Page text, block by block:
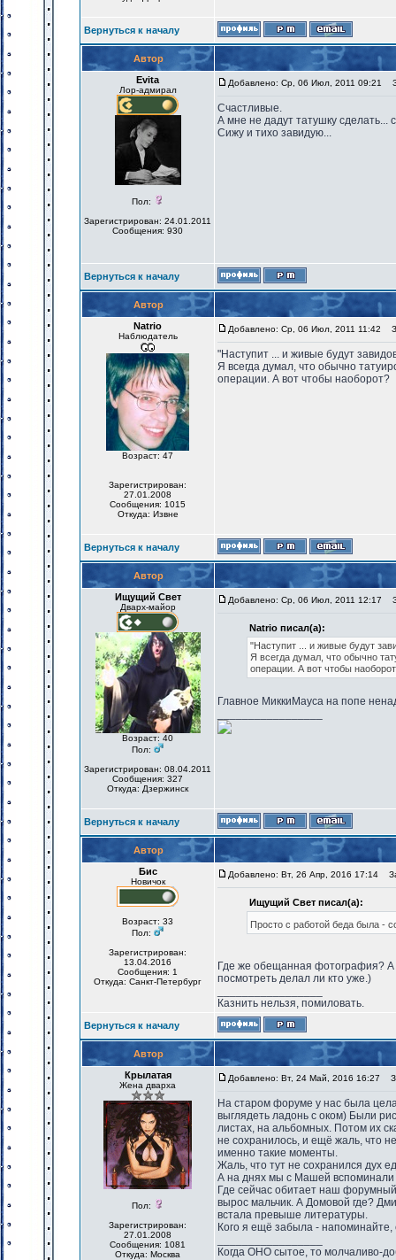
Вернуться к началу
Автор
Evita
Лор-адмирал
Пол:
Зарегистрирован: 24.01.2011
Сообщения: 930
Добавлено: Ср, 06 Июл, 2011 09:21
Счастливые.
А мне не дадут татушку сделать...
Сижу и тихо завидую...
Вернуться к началу
Автор
Natrio
Наблюдатель
Возраст: 47
Зарегистрирован:
27.01.2008
Сообщения: 1015
Откуда: Извне
Добавлено: Ср, 06 Июл, 2011 11:42
"Наступит ... и живые будут
Я всегда думал, что обычно
операции. А вот чтобы наоборот?
Вернуться к началу
Автор
Ищущий Свет
Дварх-майор
Возраст: 40
Пол:
Зарегистрирован: 08.04.2011
Сообщения: 327
Откуда: Дзержинск
Добавлено: Ср, 06 Июл, 2011 12:17
Natrio писал(а):
"Наступит ... и живые будут
Я всегда думал, что обычно
операции. А вот чтобы
Главное МиккиМауса на попе
Вернуться к началу
Автор
Бис
Новичок
Возраст: 33
Пол:
Зарегистрирован:
13.04.2016
Сообщения: 1
Откуда: Санкт-Петербург
Добавлено: Вт, 26 Апр, 2016 17:14
Ищущий Свет писал(а):
Просто с работой беда была -
Где же обещанная фотография? А
посмотреть делал ли кто уже.)
Казнить нельзя, помиловать.
Вернуться к началу
Автор
Крылатая
Жена дварха
Пол:
Зарегистрирован:
27.01.2008
Сообщения: 1081
Откуда: Москва
Добавлено: Вт, 24 Май, 2016 16:27
На старом форуме у нас была
выглядеть ладонь с оком) Были
листах, на альбомных. Потом их
не сохранилось, и ещё жаль, что
именно такие моменты.
Жаль, что тут не сохранился дух
А на днях мы с Машей вспоминали
Где сейчас обитает наш
вырос мальчик. А Домовой где?
встала превыше литературы.
Кого я ещё забыла -
Когда ОНО сытое, то молчаливо-